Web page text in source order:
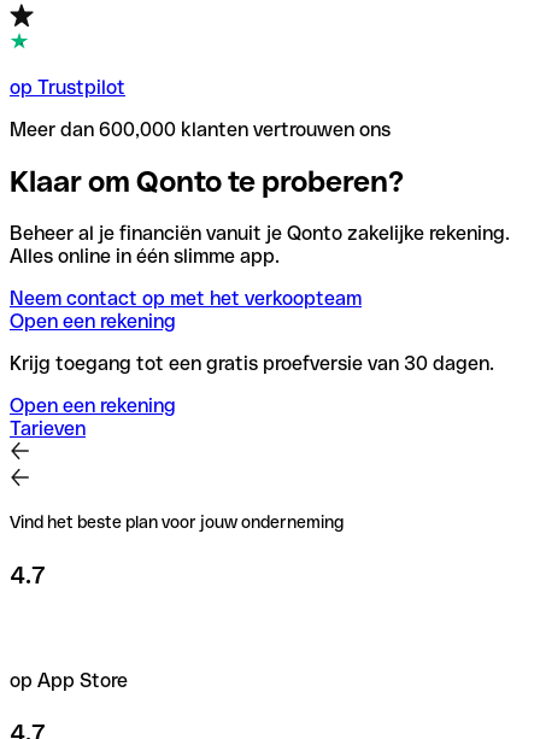
op Trustpilot
Meer dan 600,000 klanten vertrouwen ons
Klaar om Qonto te proberen?
Beheer al je financiën vanuit je Qonto zakelijke rekening.
Alles online in één slimme app.
Neem contact op met het verkoopteam
Open een rekening
Krijg toegang tot een gratis proefversie van 30 dagen.
Open een rekening
Tarieven
Vind het beste plan voor jouw onderneming
4.7
op App Store
4.7